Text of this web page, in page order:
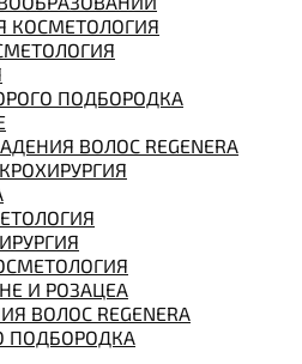
КОСМЕТОЛОГИЯ
ПОДБОРОДКА
ВОЛОС REGENERA
И РОЗАЦЕА
ВОЛОС REGENERA
ПОДБОРОДКА